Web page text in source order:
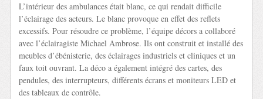
L’intérieur des ambulances était blanc, ce qui rendait difficile
l’éclairage des acteurs. Le blanc provoque en effet des reflets
excessifs. Pour résoudre ce problème, l’équipe décors a collaboré
avec l’éclairagiste Michael Ambrose. Ils ont construit et installé des
meubles d’ébénisterie, des éclairages industriels et cliniques et un
faux toit ouvrant. La déco a également intégré des cartes, des
pendules, des interrupteurs, différents écrans et moniteurs LED et
des tableaux de contrôle.